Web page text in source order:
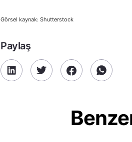
Görsel kaynak: Shutterstock
Paylaş